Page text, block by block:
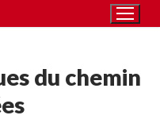
du chemin